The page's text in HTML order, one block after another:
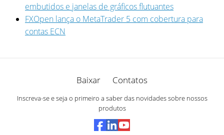
embutidos e janelas de gráficos flutuantes
FXOpen lança o MetaTrader 5 com cobertura para
contas ECN
Baixar Contatos
Inscreva-se e seja o primeiro a saber das novidades sobre nossos
produtos